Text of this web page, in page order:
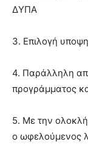
ΔΥΠΑ
3. Επιλογή
4. Παράλληλη
προγράμματος
5. Με την
ο ωφελούμενος